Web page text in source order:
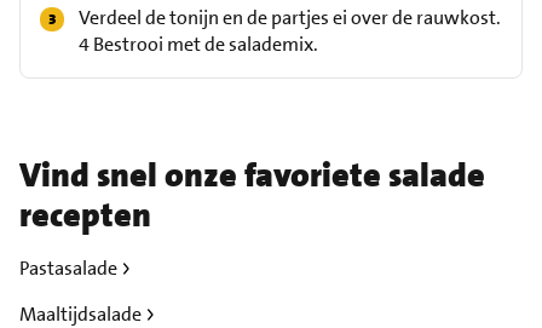
Verdeel de tonijn en de partjes ei over de rauwkost.
4 Bestrooi met de salademix.
Vind snel onze favoriete salade
recepten
Pastasalade
Maaltijdsalade